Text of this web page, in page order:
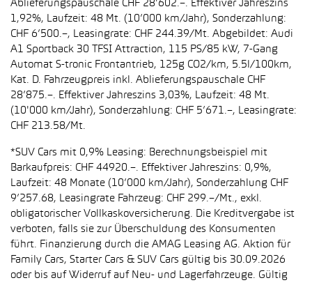
Ablieferungspauschale CHF 28’602.–. Effektiver Jahreszins
1,92%, Laufzeit: 48 Mt. (10’000 km/Jahr), Sonderzahlung:
CHF 6’500.–, Leasingrate: CHF 244.39/Mt. Abgebildet: Audi
A1 Sportback 30 TFSI Attraction, 115 PS/85 kW, 7-Gang
Automat S-tronic Frontantrieb, 125g CO2/km, 5.5l/100km,
Kat. D. Fahrzeugpreis inkl. Ablieferungspauschale CHF
28’875.–. Effektiver Jahreszins 3,03%, Laufzeit: 48 Mt.
(10'000 km/Jahr), Sonderzahlung: CHF 5’671.–, Leasingrate:
CHF 213.58/Mt.
*SUV Cars mit 0,9% Leasing: Berechnungsbeispiel mit
Barkaufpreis: CHF 44920.–. Effektiver Jahreszins: 0,9%,
Laufzeit: 48 Monate (10’000 km/Jahr), Sonderzahlung CHF
9’257.68, Leasingrate Fahrzeug: CHF 299.–/Mt., exkl.
obligatorischer Vollkaskoversicherung. Die Kreditvergabe ist
verboten, falls sie zur Überschuldung des Konsumenten
führt. Finanzierung durch die AMAG Leasing AG. Aktion für
Family Cars, Starter Cars & SUV Cars gültig bis 30.09.2026
oder bis auf Widerruf auf Neu- und Lagerfahrzeuge. Gültig